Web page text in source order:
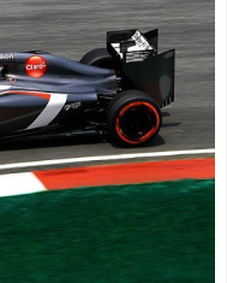
Kalendář F1
Výsledky F1
Týmy a jezdci F1